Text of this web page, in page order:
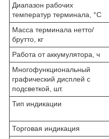
Диапазон рабочих
температур терминала, °С
Масса терминала нетто/
брутто, кг
Работа от аккумулятора, ч
Многофункциональный
графический дисплей с
подсветкой, шт.
Тип индикации
Торговая индикация